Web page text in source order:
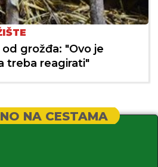
grožđa: "Ovo je
treba reagirati"
NA CESTAMA